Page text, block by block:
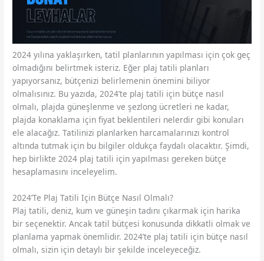
2024 yılına yaklaşırken, tatil planlarının yapılması için çok geç
olmadığını belirtmek isteriz. Eğer plaj tatili planları
yapıyorsanız, bütçenizi belirlemenin önemini biliyor
olmalısınız. Bu yazıda, 2024’te plaj tatili için bütçe nasıl
olmalı, plajda güneşlenme ve şezlong ücretleri ne kadar,
plajda konaklama için fiyat beklentileri nelerdir gibi konuları
ele alacağız. Tatilinizi planlarken harcamalarınızı kontrol
altında tutmak için bu bilgiler oldukça faydalı olacaktır. Şimdi,
hep birlikte 2024 plaj tatili için yapılması gereken bütçe
hesaplamasını inceleyelim.
2024’Te Plaj Tatili Için Bütçe Nasıl Olmalı?
Plaj tatili, deniz, kum ve güneşin tadını çıkarmak için harika
bir seçenektir. Ancak tatil bütçesi konusunda dikkatli olmak ve
planlama yapmak önemlidir. 2024’te plaj tatili için bütçe nasıl
olmalı, sizin için detaylı bir şekilde inceleyeceğiz.